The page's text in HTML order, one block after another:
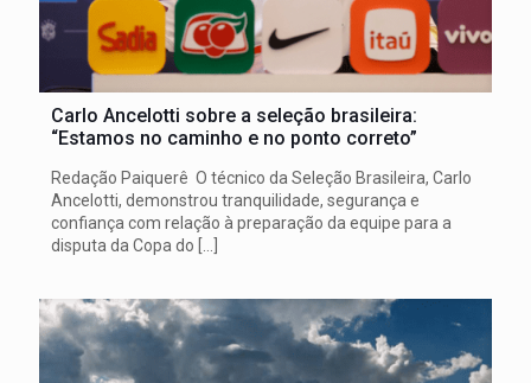
Carlo Ancelotti sobre a seleção brasileira:
“Estamos no caminho e no ponto correto”
Redação Paiquerê O técnico da Seleção Brasileira, Carlo
Ancelotti, demonstrou tranquilidade, segurança e
confiança com relação à preparação da equipe para a
disputa da Copa do